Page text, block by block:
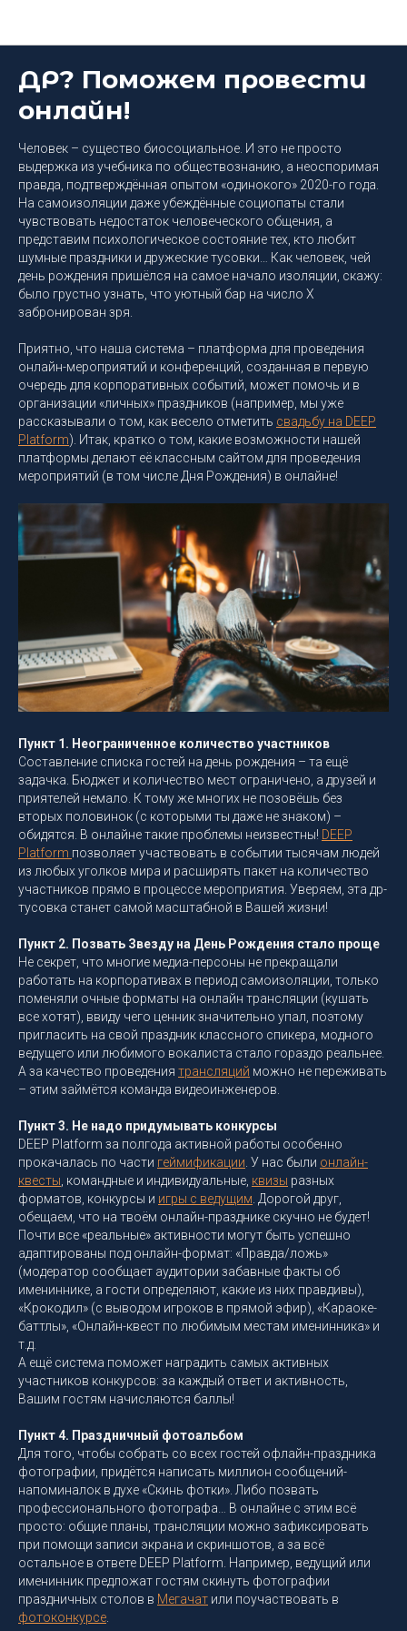
ДР? Поможем провести
онлайн!
Человек – существо биосоциальное. И это не просто
выдержка из учебника по обществознанию, а неоспоримая
правда, подтверждённая опытом «одинокого» 2020-го года.
На самоизоляции даже убеждённые социопаты стали
чувствовать недостаток человеческого общения, а
представим психологическое состояние тех, кто любит
шумные праздники и дружеские тусовки… Как человек, чей
день рождения пришёлся на самое начало изоляции, скажу:
было грустно узнать, что уютный бар на число X
забронирован зря.
Приятно, что наша система – платформа для проведения
онлайн-мероприятий и конференций, созданная в первую
очередь для корпоративных событий, может помочь и в
организации «личных» праздников (например, мы уже
рассказывали о том, как весело отметить свадьбу на DEEP
Platform). Итак, кратко о том, какие возможности нашей
платформы делают её классным сайтом для проведения
мероприятий (в том числе Дня Рождения) в онлайне!
Пункт 1. Неограниченное количество участников
Составление списка гостей на день рождения – та ещё
задачка. Бюджет и количество мест ограничено, а друзей и
приятелей немало. К тому же многих не позовёшь без
вторых половинок (с которыми ты даже не знаком) –
обидятся. В онлайне такие проблемы неизвестны! DEEP
Platform позволяет участвовать в событии тысячам людей
из любых уголков мира и расширять пакет на количество
участников прямо в процессе мероприятия. Уверяем, эта др-
тусовка станет самой масштабной в Вашей жизни!
Пункт 2. Позвать Звезду на День Рождения стало проще
Не секрет, что многие медиа-персоны не прекращали
работать на корпоративах в период самоизоляции, только
поменяли очные форматы на онлайн трансляции (кушать
все хотят), ввиду чего ценник значительно упал, поэтому
пригласить на свой праздник классного спикера, модного
ведущего или любимого вокалиста стало гораздо реальнее.
А за качество проведения трансляций можно не переживать
– этим займётся команда видеоинженеров.
Пункт 3. Не надо придумывать конкурсы
DEEP Platform за полгода активной работы особенно
прокачалась по части геймификации. У нас были онлайн-
квесты, командные и индивидуальные, квизы разных
форматов, конкурсы и игры с ведущим. Дорогой друг,
обещаем, что на твоём онлайн-празднике скучно не будет!
Почти все «реальные» активности могут быть успешно
адаптированы под онлайн-формат: «Правда/ложь»
(модератор сообщает аудитории забавные факты об
имениннике, а гости определяют, какие из них правдивы),
«Крокодил» (с выводом игроков в прямой эфир), «Караоке-
баттлы», «Онлайн-квест по любимым местам именинника» и
т.д.
А ещё система поможет наградить самых активных
участников конкурсов: за каждый ответ и активность,
Вашим гостям начисляются баллы!
Пункт 4. Праздничный фотоальбом
Для того, чтобы собрать со всех гостей офлайн-праздника
фотографии, придётся написать миллион сообщений-
напоминалок в духе «Скинь фотки». Либо позвать
профессионального фотографа… В онлайне с этим всё
просто: общие планы, трансляции можно зафиксировать
при помощи записи экрана и скриншотов, а за всё
остальное в ответе DEEP Platform. Например, ведущий или
именинник предложат гостям скинуть фотографии
праздничных столов в Мегачат или поучаствовать в
фотоконкурсе.